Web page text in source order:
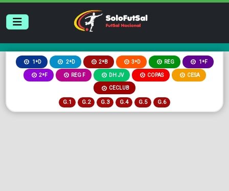
1ªD 2ªD 2ªB 3ªD REG 1ªF
2ªF REG F DH JV COPAS CESA
CECLUB
G.1 G.2 G.3 G.4 G.5 G.6